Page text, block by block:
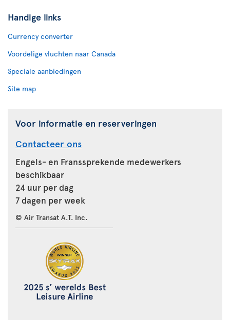
Handige links
Currency converter
Voordelige vluchten naar Canada
Speciale aanbiedingen
Site map
Voor informatie en reserveringen
Contacteer ons
Engels- en Franssprekende medewerkers
beschikbaar
24 uur per dag
7 dagen per week
© Air Transat A.T. Inc.